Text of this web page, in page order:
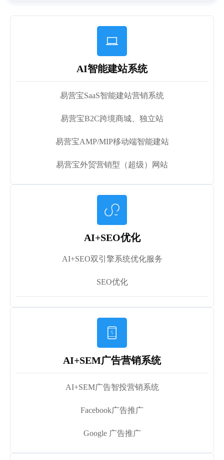

AI智能建站系统
易营宝SaaS智能建站营销系统
易营宝B2C跨境商城、独立站
易营宝AMP/MIP移动端智能建站
易营宝外贸营销型（超级）网站
AI+SEO优化
AI+SEO双引擎系统优化服务
SEO优化

AI+SEM广告营销系统
AI+SEM广告智投营销系统
Facebook广告推广
Google 广告推广